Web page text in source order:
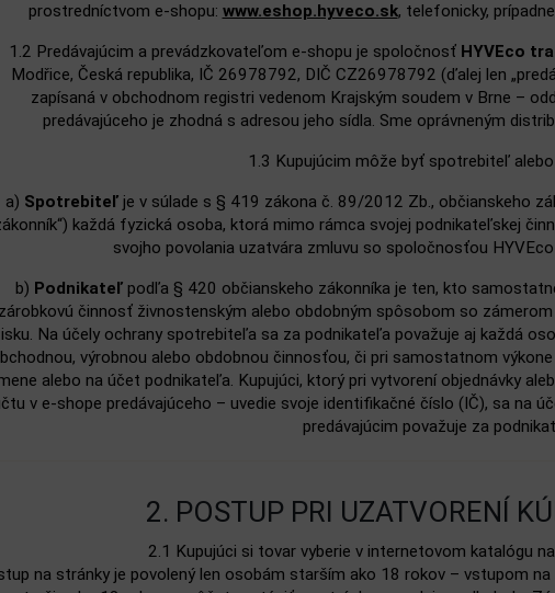
prostredníctvom e‑shopu: www.eshop.hyveco.sk, telefonicky,
1.2 Predávajúcim a prevádzkovateľom e‑shopu je spoločnosť HYVEco
Modřice, Česká republika, IČ 26978792, DIČ CZ26978792 (ďalej len
zapísaná v obchodnom registri vedenom Krajským soudem v Brne –
predávajúceho je zhodná s adresou jeho sídla. Sme oprávneným
1.3 Kupujúcim môže byť spotrebiteľ
a) Spotrebiteľ je v súlade s § 419 zákona č. 89/2012 Zb., občianskeho
každá fyzická osoba, ktorá mimo rámca svojej podnikateľskej
svojho povolania uzatvára zmluvu so spoločnosťou
b) Podnikateľpodľa § 420 občianskeho zákonníka je ten, kto
zárobkovú činnosť živnostenským alebo obdobným spôsobom so
Na účely ochrany spotrebiteľa sa za podnikateľa považuje aj každá
výrobnou alebo obdobnou činnosťou, či pri samostatnom
alebo na účet podnikateľa. Kupujúci, ktorý pri vytvorení objednávky
v e‑shope predávajúceho – uvedie svoje identifikačné číslo (IČ), sa na
predávajúcim považuje za
2. POSTUP PRI UZATVORENÍ
2.1 Kupujúci si tovar vyberie v internetovom katalógu na
na stránky je povolený len osobám starším ako 18 rokov – vstupom